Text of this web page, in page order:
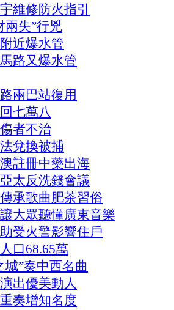
維修防火指引
兩失”行兇
近爆水管
路又爆水管
兩巴站復用
七萬八
者不治
兌換被捕
註冊中藥出海
太反洗錢會議
承歌曲肥茶習俗
大眾聽懂廣東音樂
受火警影響住戶
口68.65萬
城”奏中西名曲
出優美動人
奏增知名度